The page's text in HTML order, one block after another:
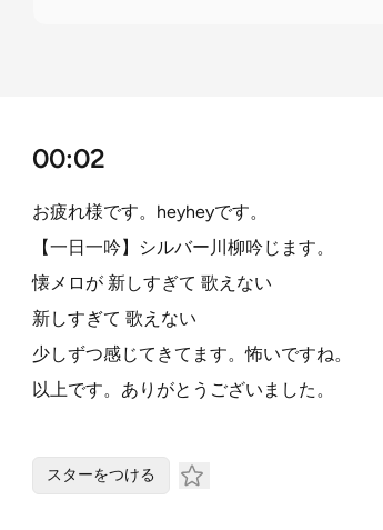
00:02
お疲れ様です。heyheyです。
【一日一吟】シルバー川柳吟じます。
懐メロが 新しすぎて 歌えない
新しすぎて 歌えない
少しずつ感じてきてます。怖いですね。
以上です。ありがとうございました。
スターをつける